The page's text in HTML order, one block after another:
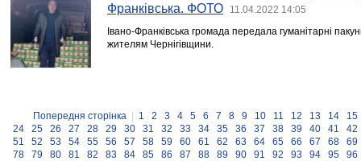
Франківська. ФОТО
11.04.2022 14:05
Івано-Франківська громада передала гуманітарні
жителям Чернігівщини.
Попередня сторінка 1 2 3 4 5 6 7 8 9 10 11 12 13 14
15
24
25 26 27 28 29 30 31 32 33 34 35 36 37 38 39 40 41
42
51
52 53 54 55 56 57 58 59 60 61 62 63 64 65 66 67 68
69
78
79 80 81 82 83 84 85 86 87 88 89 90 91 92 93 94 95
96